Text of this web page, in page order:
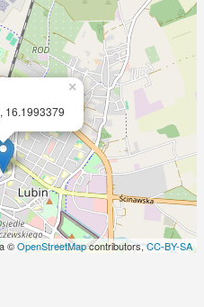
16.1993379
×
©OpenStreetMapcontributors,CC-BY-SA